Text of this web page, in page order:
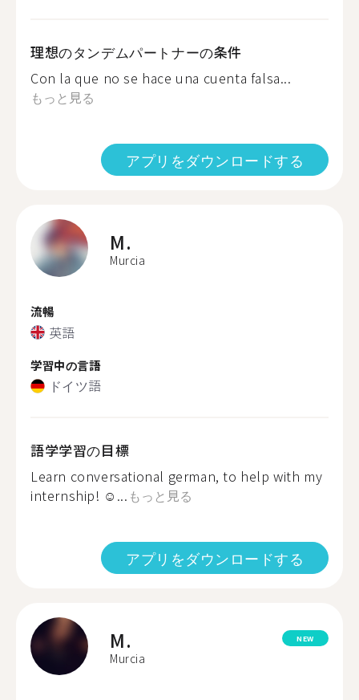
理想のタンデムパートナーの条件
Con la que no se hace una cuenta falsa...
もっと見る
アプリをダウンロードする
M.
Murcia
流暢
英語
学習中の言語
ドイツ語
語学学習の目標
Learn conversational german, to help with my
internship! ☺... もっと見る
アプリをダウンロードする
M.
Murcia
NEW